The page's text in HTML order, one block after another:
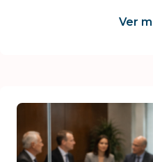
Ver